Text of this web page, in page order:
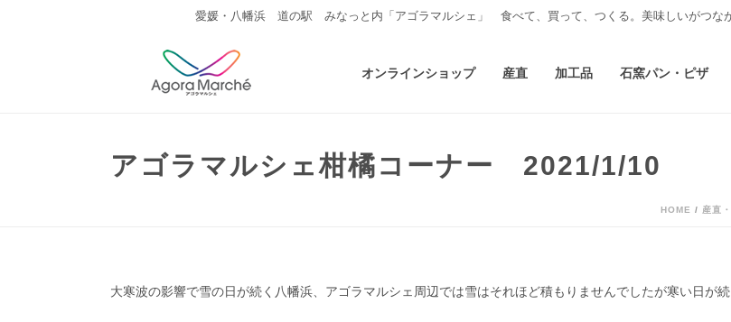
愛媛・八幡浜 道の駅 みなっと内「アゴラマルシェ」 食べて、買って、つくる。美味しいがつな
オンラインショップ 産直 加工品 石窯パン・ピザ
アゴラマルシェ柑橘コーナー 2021/1/10
HOME / 産直
大寒波の影響で雪の日が続く八幡浜、アゴラマルシェ周辺では雪はそれほど積もりませんでしたが寒い日が続